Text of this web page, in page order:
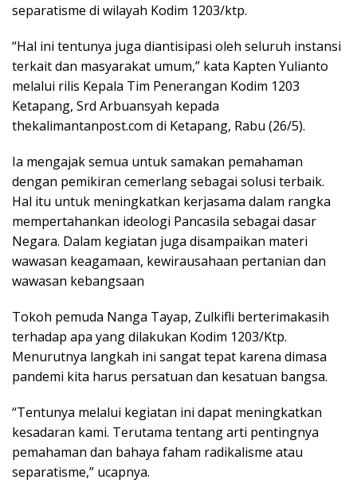
separatisme di wilayah Kodim 1203/ktp.
“Hal ini tentunya juga diantisipasi oleh seluruh instansi
terkait dan masyarakat umum,” kata Kapten Yulianto
melalui rilis Kepala Tim Penerangan Kodim 1203
Ketapang, Srd Arbuansyah kepada
thekalimantanpost.com di Ketapang, Rabu (26/5).
Ia mengajak semua untuk samakan pemahaman
dengan pemikiran cemerlang sebagai solusi terbaik.
Hal itu untuk meningkatkan kerjasama dalam rangka
mempertahankan ideologi Pancasila sebagai dasar
Negara. Dalam kegiatan juga disampaikan materi
wawasan keagamaan, kewirausahaan pertanian dan
wawasan kebangsaan
Tokoh pemuda Nanga Tayap, Zulkifli berterimakasih
terhadap apa yang dilakukan Kodim 1203/Ktp.
Menurutnya langkah ini sangat tepat karena dimasa
pandemi kita harus persatuan dan kesatuan bangsa.
“Tentunya melalui kegiatan ini dapat meningkatkan
kesadaran kami. Terutama tentang arti pentingnya
pemahaman dan bahaya faham radikalisme atau
separatisme,” ucapnya.